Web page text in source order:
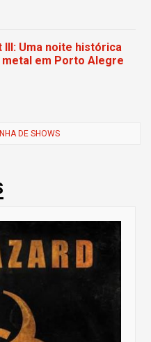
III: Uma noite histórica
metal em Porto Alegre
DE SHOWS